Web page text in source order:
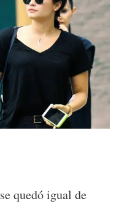
se quedó igual de